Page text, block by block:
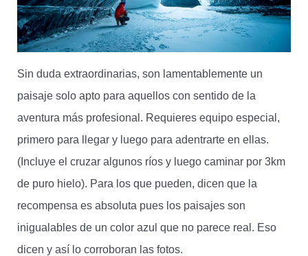
Sin duda extraordinarias, son lamentablemente un
paisaje solo apto para aquellos con sentido de la
aventura más profesional. Requieres equipo especial,
primero para llegar y luego para adentrarte en ellas.
(Incluye el cruzar algunos ríos y luego caminar por 3km
de puro hielo). Para los que pueden, dicen que la
recompensa es absoluta pues los paisajes son
inigualables de un color azul que no parece real. Eso
dicen y así lo corroboran las fotos.